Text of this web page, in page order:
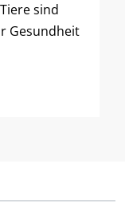
sind
Gesundheit